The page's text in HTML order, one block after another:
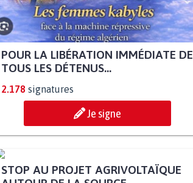
POUR LA LIBÉRATION IMMÉDIATE DE
TOUS LES DÉTENUS...
2.178 signatures
Je signe